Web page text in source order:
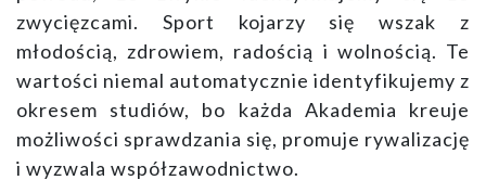
zwycięzcami. Sport kojarzy się wszak z
młodością, zdrowiem, radością i wolnością. Te
wartości niemal automatycznie identyfikujemy z
okresem studiów, bo każda Akademia kreuje
możliwości sprawdzania się, promuje rywalizację
i wyzwala współzawodnictwo.